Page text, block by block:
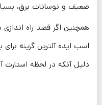
ضعیف و نوسانات برق،
دلیل آنکه در لحظه استارت